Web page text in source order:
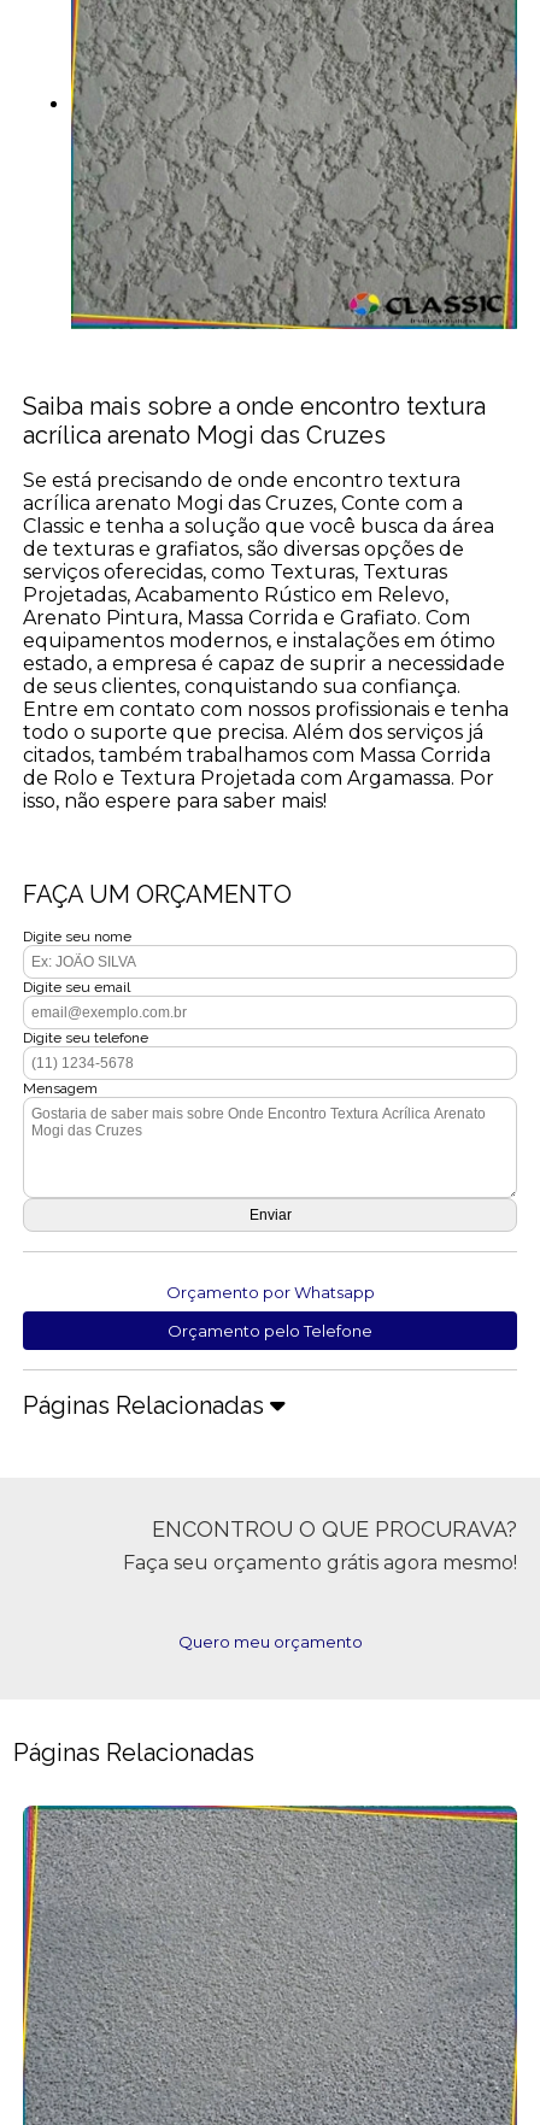
Saiba mais sobre a onde encontro textura
acrílica arenato Mogi das Cruzes
Se está precisando de onde encontro textura
acrílica arenato Mogi das Cruzes, Conte com a
Classic e tenha a solução que você busca da área
de texturas e grafiatos, são diversas opções de
serviços oferecidas, como Texturas, Texturas
Projetadas, Acabamento Rústico em Relevo,
Arenato Pintura, Massa Corrida e Grafiato. Com
equipamentos modernos, e instalações em ótimo
estado, a empresa é capaz de suprir a necessidade
de seus clientes, conquistando sua confiança.
Entre em contato com nossos profissionais e tenha
todo o suporte que precisa. Além dos serviços já
citados, também trabalhamos com Massa Corrida
de Rolo e Textura Projetada com Argamassa. Por
isso, não espere para saber mais!
FAÇA UM ORÇAMENTO
Digite seu nome
Digite seu email
Digite seu telefone
Mensagem
Orçamento por Whatsapp
Orçamento pelo Telefone
Páginas Relacionadas
ENCONTROU O QUE PROCURAVA?
Faça seu orçamento grátis agora mesmo!
Quero meu orçamento
Páginas Relacionadas